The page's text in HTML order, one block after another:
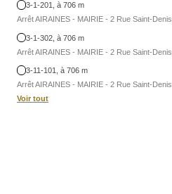
3-1-201, à 706 m
Arrêt AIRAINES - MAIRIE - 2 Rue Saint-Denis
3-1-302, à 706 m
Arrêt AIRAINES - MAIRIE - 2 Rue Saint-Denis
3-11-101, à 706 m
Arrêt AIRAINES - MAIRIE - 2 Rue Saint-Denis
Voir tout